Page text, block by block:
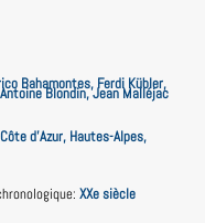
Bahamontes, Ferdi Kübler,
Blondin, Jean Malléjac
d’Azur, Hautes-Alpes,
: XXe siècle